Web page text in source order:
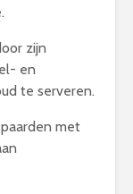
zijn
en
te serveren.
met